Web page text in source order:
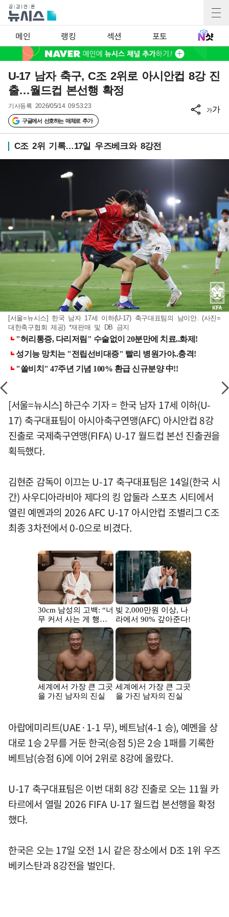
메인 랭킹 섹션 포토
U-17 남자 축구, C조 2위로 아시안컵 8강 진
출…월드컵 본선행 확정
기사등록 2026/05/14 09:53:23
구글에서 선호하는 매체로 추가
가가
C조 2위 기록…17일 우즈베크와 8강전
[서울=뉴시스] 한국 남자 17세 이하(U-17) 축구대표팀의 남이안. (사진=
대한축구협회 제공) *재판매 및 DB 금지
[서울=뉴시스] 하근수 기자 = 한국 남자 17세 이하(U-
17) 축구대표팀이 아시아축구연맹(AFC) 아시안컵 8강
진출로 국제축구연맹(FIFA) U-17 월드컵 본선 진출권을
획득했다.
김현준 감독이 이끄는 U-17 축구대표팀은 14일(한국 시
간) 사우디아라비아 제다의 킹 압둘라 스포츠 시티에서
열린 예멘과의 2026 AFC U-17 아시안컵 조별리그 C조
최종 3차전에서 0-0으로 비겼다.
아랍에미리트(UAE·1-1 무), 베트남(4-1 승), 예멘을 상
대로 1승 2무를 거둔 한국(승점 5)은 2승 1패를 기록한
베트남(승점 6)에 이어 2위로 8강에 올랐다.
U-17 축구대표팀은 이번 대회 8강 진출로 오는 11월 카
타르에서 열릴 2026 FIFA U-17 월드컵 본선행을 확정
했다.
한국은 오는 17일 오전 1시 같은 장소에서 D조 1위 우즈
베키스탄과 8강전을 벌인다.